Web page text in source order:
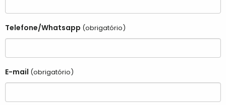
Telefone/Whatsapp (obrigatório)
E-mail (obrigatório)